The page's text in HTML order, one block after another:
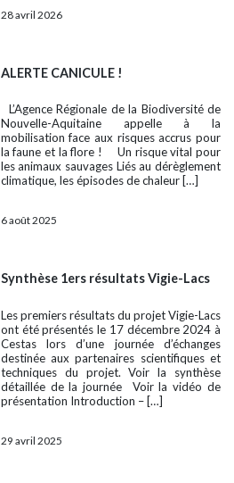
28 avril 2026
ALERTE CANICULE !
L’Agence Régionale de la Biodiversité de
Nouvelle-Aquitaine appelle à la
mobilisation face aux risques accrus pour
la faune et la flore ! Un risque vital pour
les animaux sauvages Liés au dérèglement
climatique, les épisodes de chaleur […]
6 août 2025
Synthèse 1ers résultats Vigie-Lacs
Les premiers résultats du projet Vigie-Lacs
ont été présentés le 17 décembre 2024 à
Cestas lors d’une journée d’échanges
destinée aux partenaires scientifiques et
techniques du projet. Voir la synthèse
détaillée de la journée Voir la vidéo de
présentation Introduction – […]
29 avril 2025